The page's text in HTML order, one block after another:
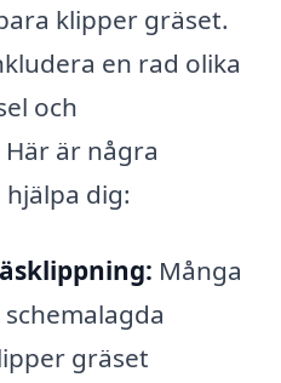
klipper gräset.
en rad olika
och
är några
dig:
Många
gräset